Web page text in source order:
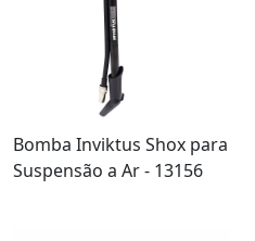
Bomba Inviktus Shox para
Suspensão a Ar - 13156